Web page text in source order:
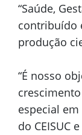
“Saúde,
contribuído
produção
“É nosso
especial
do CEISUC